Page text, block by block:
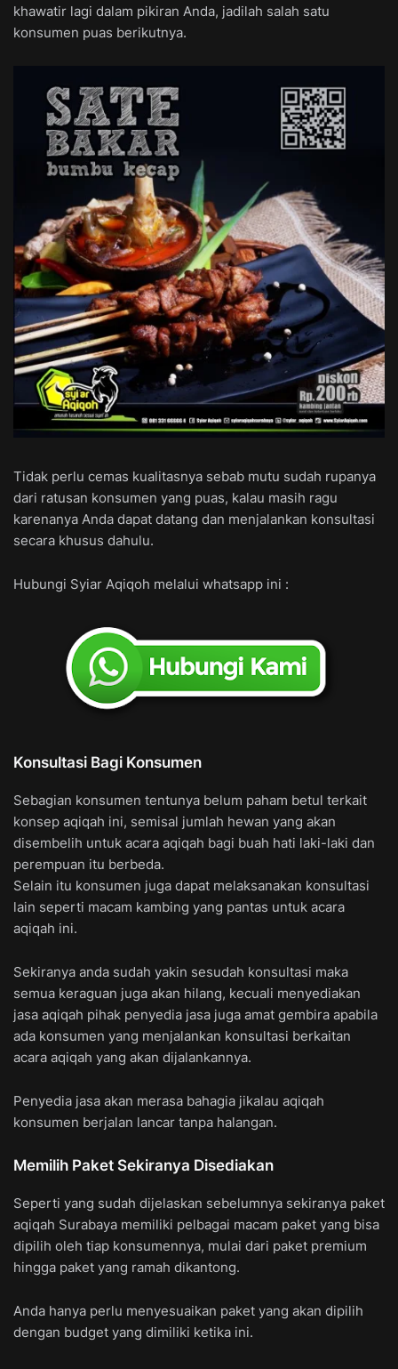
khawatir lagi dalam pikiran Anda, jadilah salah satu
konsumen puas berikutnya.
Tidak perlu cemas kualitasnya sebab mutu sudah rupanya
dari ratusan konsumen yang puas, kalau masih ragu
karenanya Anda dapat datang dan menjalankan konsultasi
secara khusus dahulu.
Hubungi Syiar Aqiqoh melalui whatsapp ini :
Konsultasi Bagi Konsumen
Sebagian konsumen tentunya belum paham betul terkait
konsep aqiqah ini, semisal jumlah hewan yang akan
disembelih untuk acara aqiqah bagi buah hati laki-laki dan
perempuan itu berbeda.
Selain itu konsumen juga dapat melaksanakan konsultasi
lain seperti macam kambing yang pantas untuk acara
aqiqah ini.
Sekiranya anda sudah yakin sesudah konsultasi maka
semua keraguan juga akan hilang, kecuali menyediakan
jasa aqiqah pihak penyedia jasa juga amat gembira apabila
ada konsumen yang menjalankan konsultasi berkaitan
acara aqiqah yang akan dijalankannya.
Penyedia jasa akan merasa bahagia jikalau aqiqah
konsumen berjalan lancar tanpa halangan.
Memilih Paket Sekiranya Disediakan
Seperti yang sudah dijelaskan sebelumnya sekiranya paket
aqiqah Surabaya memiliki pelbagai macam paket yang bisa
dipilih oleh tiap konsumennya, mulai dari paket premium
hingga paket yang ramah dikantong.
Anda hanya perlu menyesuaikan paket yang akan dipilih
dengan budget yang dimiliki ketika ini.